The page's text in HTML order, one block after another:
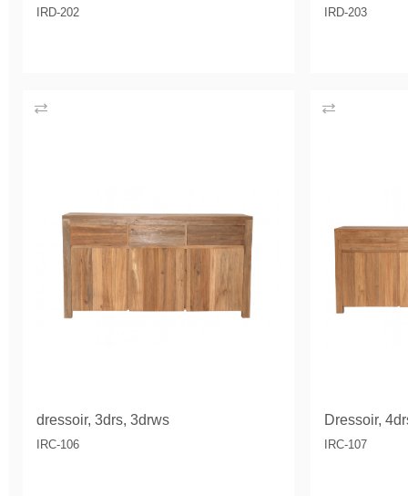
IRD-202 IRD-203
dressoir, 3drs, 3drws
IRC-106
Dressoir,
IRC-107